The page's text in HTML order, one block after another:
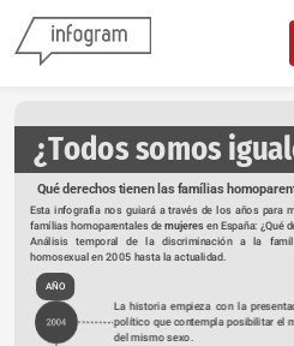
Skip to
¿Todos somos
Qué derechos tienen las famílias
Esta infografía nos guiará a través de los años para
famílias homoparentales de mujeres en España: ¿Qué
Análisis temporal de la discriminación a la
homosexual en 2005 hasta la actualidad.
AÑO
La historia empieza con la
político que contempla posibilitar el
del mismo sexo.
2004